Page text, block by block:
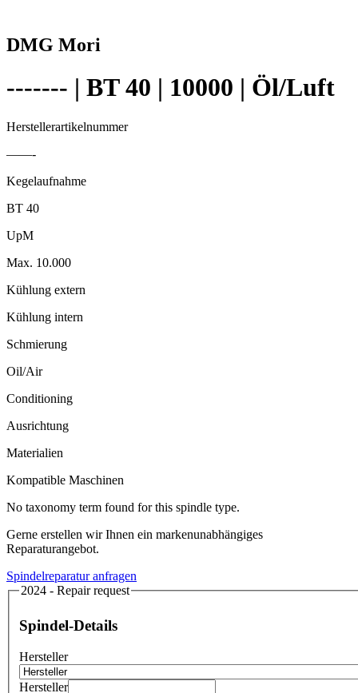
DMG Mori
------- | BT 40 | 10000 | Öl/Luft
Herstellerartikelnummer
——-
Kegelaufnahme
BT 40
UpM
Max. 10.000
Kühlung extern
Kühlung intern
Schmierung
Oil/Air
Conditioning
Ausrichtung
Materialien
Kompatible Maschinen
No taxonomy term found for this spindle type.
Gerne erstellen wir Ihnen ein markenunabhängiges
Reparaturangebot.
Spindelreparatur anfragen
2024 - Repair request
Spindel-Details
Hersteller
Hersteller